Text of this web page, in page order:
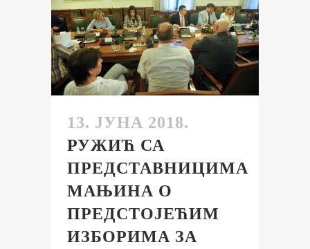
13. ЈУНА 2018.
РУЖИЋ СА
ПРЕДСТАВНИЦИМА
МАЊИНА О
ПРЕДСТОЈЕЋИМ
ИЗБОРИМА ЗА